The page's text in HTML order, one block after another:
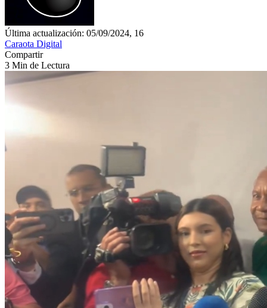
Última actualización: 05/09/2024, 16
Caraota Digital
Compartir
3 Min de Lectura